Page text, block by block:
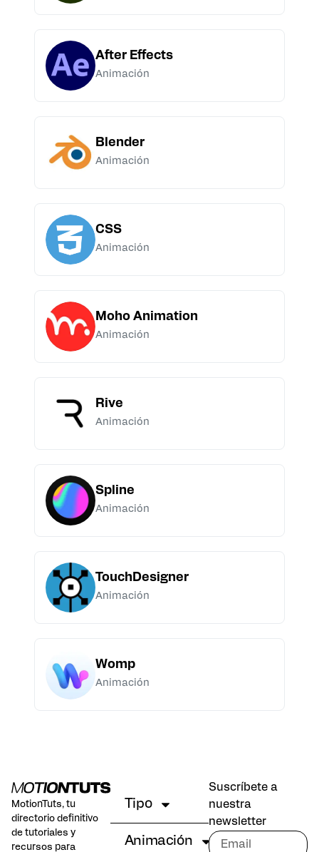
After Effects
Animación
Blender
Animación
CSS
Animación
Moho Animation
Animación
Rive
Animación
Spline
Animación
TouchDesigner
Animación
Womp
Animación
MotionTuts, tu
directorio definitivo
de tutoriales y
recursos para
Tipo
Animación
Suscríbete a
nuestra
newsletter